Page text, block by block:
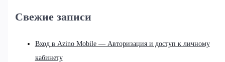
Свежие записи
Вход в Azino Mobile — Авторизация и доступ к личному
кабинету